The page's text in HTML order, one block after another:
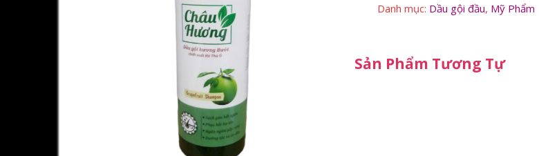
hương
dầu
Danh mục: Dầu gội đầu, Mỹ Phẩm
Sản Phẩm Tương Tự